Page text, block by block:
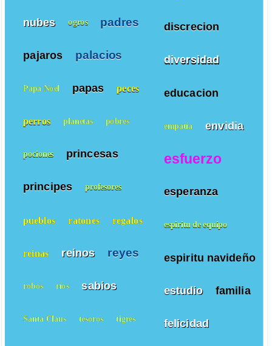
discrecion
diversidad
educacion
empatía envidia
esfuerzo
esperanza
espiritu de equipo
espiritu navideño
estudio familia
felicidad
nubes ogros padres
pajaros palacios
Papa Noel papas peces
perros planetas pobres
pociones princesas
principes profesores
pueblos ratones regalos
reinas reinos reyes
robos ríos sabios
Santa Claus tesoros tigres